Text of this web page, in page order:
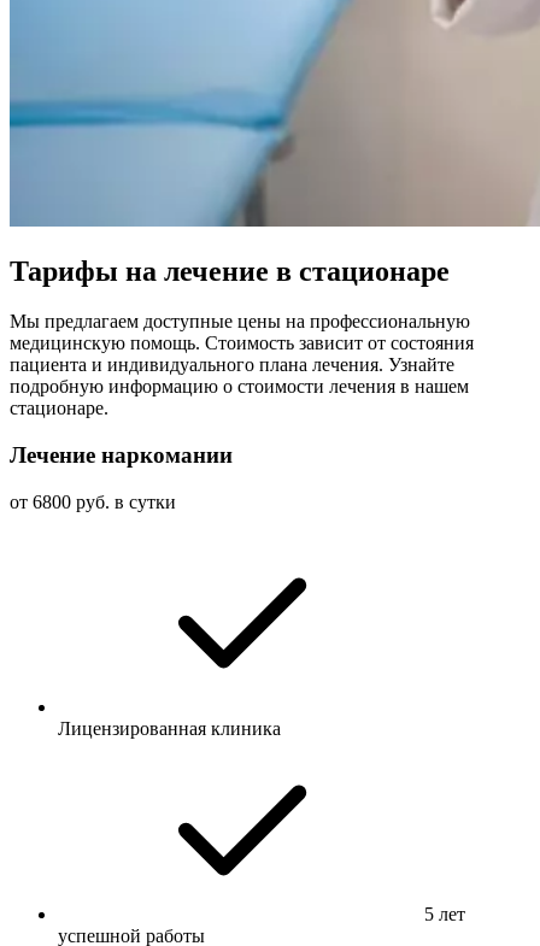
Тарифы на лечение в стационаре
Мы предлагаем доступные цены на профессиональную
медицинскую помощь. Стоимость зависит от состояния
пациента и индивидуального плана лечения. Узнайте
подробную информацию о стоимости лечения в нашем
стационаре.
Лечение наркомании
от 6800 руб. в сутки
Лицензированная клиника
5 лет
успешной работы